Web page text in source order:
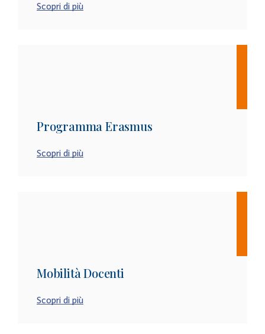
Scopri di più
Programma Erasmus
Scopri di più
Mobilità Docenti
Scopri di più